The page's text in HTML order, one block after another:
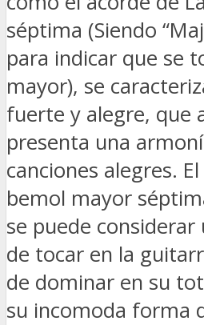
séptima (Siendo
para indicar que se
mayor), se
fuerte y alegre, que
presenta una
canciones alegres.
bemol mayor
se puede
de tocar en la
de dominar en su
su incomoda forma